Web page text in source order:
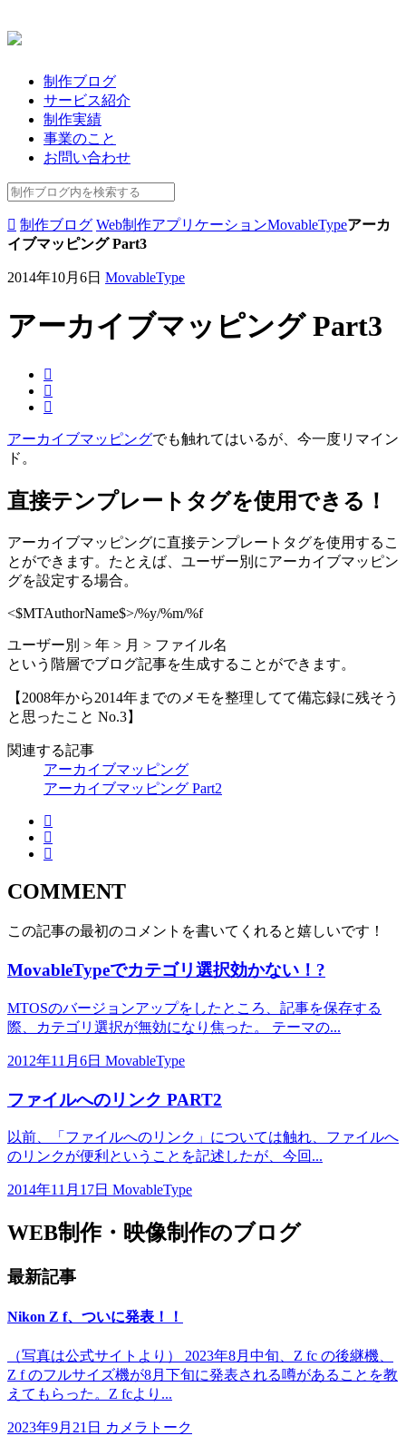
制作ブログ
サービス紹介
制作実績
事業のこと
お問い合わせ
制作ブログ Web制作アプリケーションMovableTypeアーカ
イブマッピング Part3
2014年10月6日 MovableType
アーカイブマッピング Part3
アーカイブマッピングでも触れてはいるが、今一度リマイン
ド。
直接テンプレートタグを使用できる！
アーカイブマッピングに直接テンプレートタグを使用するこ
とができます。たとえば、ユーザー別にアーカイブマッピン
グを設定する場合。
<$MTAuthorName$>/%y/%m/%f
ユーザー別 > 年 > 月 > ファイル名
という階層でブログ記事を生成することができます。
【2008年から2014年までのメモを整理してて備忘録に残そう
と思ったこと No.3】
関連する記事
アーカイブマッピング
アーカイブマッピング Part2
COMMENT
この記事の最初のコメントを書いてくれると嬉しいです！
MovableTypeでカテゴリ選択効かない！?
MTOSのバージョンアップをしたところ、記事を保存する
際、カテゴリ選択が無効になり焦った。 テーマの...
2012年11月6日 MovableType
ファイルへのリンク PART2
以前、「ファイルへのリンク」については触れ、ファイルへ
のリンクが便利ということを記述したが、今回...
2014年11月17日 MovableType
WEB制作・映像制作のブログ
最新記事
Nikon Z f、ついに発表！！
（写真は公式サイトより） 2023年8月中旬、Z fc の後継機、
Z f のフルサイズ機が8月下旬に発表される噂があることを教
えてもらった。Z fcより...
2023年9月21日 カメラトーク